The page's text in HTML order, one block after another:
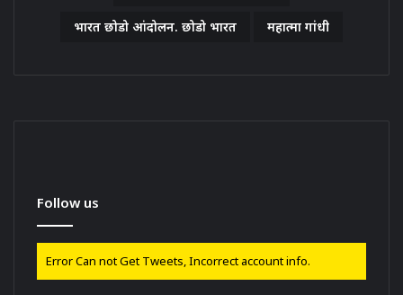
भारत छोडो आंदोलन. छोडो भारत महात्मा गांधी
Follow us
Error Can not Get Tweets, Incorrect account info.